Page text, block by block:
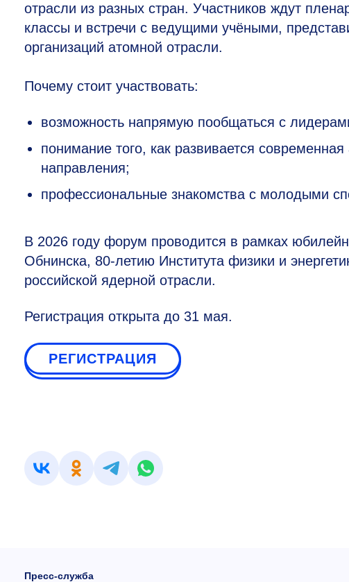
отрасли из разных стран. Участников ждут
классы и встречи с ведущими учёными,
организаций атомной отрасли.
Почему стоит участвовать:
возможность напрямую пообщаться с
понимание того, как развивается
направления;
профессиональные знакомства с молодыми
В 2026 году форум проводится в рамках
Обнинска, 80-летию Института физики и
российской ядерной отрасли.
Регистрация открыта до 31 мая.
РЕГИСТРАЦИЯ
Пресс-служба